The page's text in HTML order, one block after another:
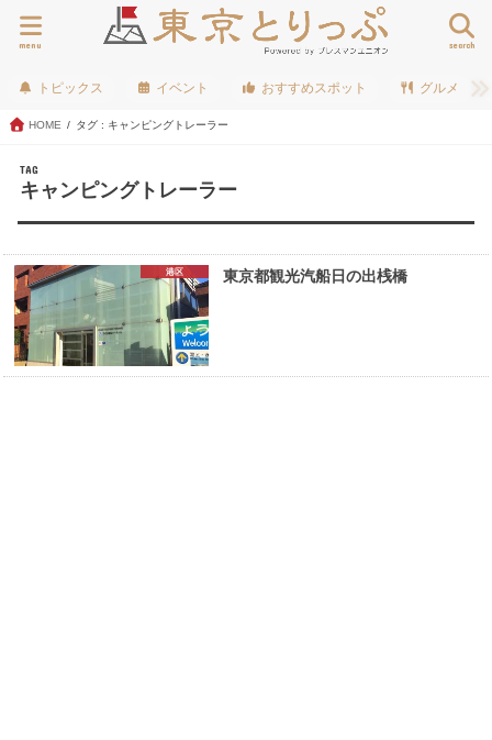
search
menu
トピックス イベント おすすめスポット グルメ
HOME タグ : キャンピングトレーラー
TAG
キャンピングトレーラー
港区 東京都観光汽船日の出桟橋